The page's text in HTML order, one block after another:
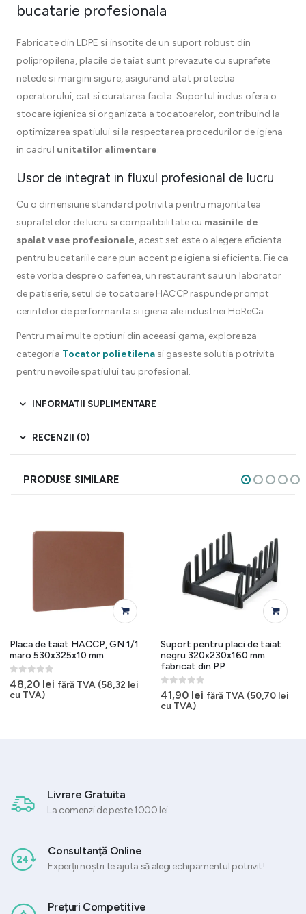
bucatarie profesionala
Fabricate din LDPE si insotite de un suport robust din
polipropilena, placile de taiat sunt prevazute cu suprafete
netede si margini sigure, asigurand atat protectia
operatorului, cat si curatarea facila. Suportul inclus ofera o
stocare igienica si organizata a tocatoarelor, contribuind la
optimizarea spatiului si la respectarea procedurilor de igiena
in cadrul unitatilor alimentare.
Usor de integrat in fluxul profesional de lucru
Cu o dimensiune standard potrivita pentru majoritatea
suprafetelor de lucru si compatibilitate cu masinile de
spalat vase profesionale, acest set este o alegere eficienta
pentru bucatariile care pun accent pe igiena si eficienta. Fie ca
este vorba despre o cafenea, un restaurant sau un laborator
de patiserie, setul de tocatoare HACCP raspunde prompt
cerintelor de performanta si igiena ale industriei HoReCa.
Pentru mai multe optiuni din aceeasi gama, exploreaza
categoria Tocator polietilenasi gaseste solutia potrivita
pentru nevoile spatiului tau profesional.
INFORMATII SUPLIMENTARE
RECENZII (0)
PRODUSE SIMILARE
Placa de taiat HACCP, GN 1/1
maro 530x325x10 mm
0out of 5
48,20 lei fără TVA (58,32 lei
cu TVA)
Suport pentru placi de taiat
negru 320x230x160 mm
fabricat din PP
0out of 5
41,90 lei fără TVA (50,70 lei
cu TVA)
Livrare Gratuita
La comenzi de peste 1000 lei
Consultanță Online
Experții noștri te ajuta să alegi echipamentul potrivit!
Prețuri Competitive